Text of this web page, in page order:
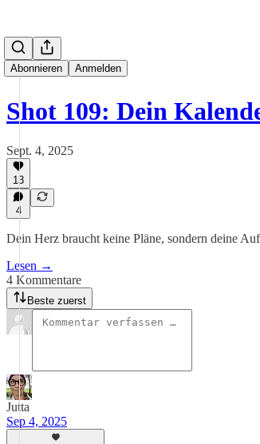
Abonnieren Anmelden
Shot 109: Dein
Sept. 4, 2025
13
4
Dein Herz braucht keine Pläne, sondern deine
Lesen →
4 Kommentare
Beste zuerst
Jutta
Sep 4, 2025